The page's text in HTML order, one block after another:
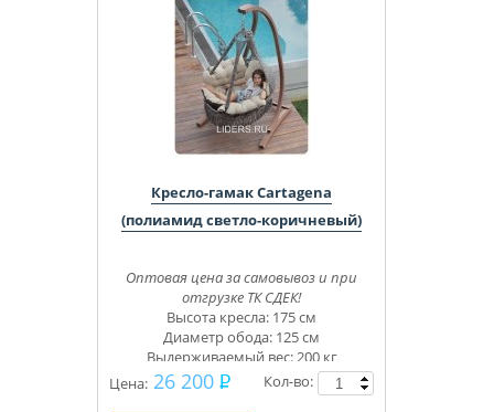
Кресло-гамак Cartagena
(полиамид светло-коричневый)
Оптовая цена за самовывоз и при
отгрузке ТК СДЕК!
Высота кресла: 175 см
Диаметр обода: 125 см
Выдерживаемый вес: 200 кг
Цена: 26 200
Кол-во: